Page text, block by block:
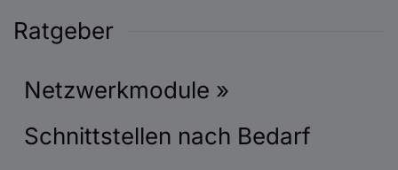
Ratgeber
Netzwerkmodule »
Schnittstellen nach Bedarf